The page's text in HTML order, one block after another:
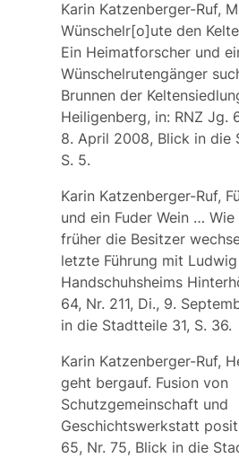
Karin Katzenberger-Ruf,
Wünschelr[o]ute den
Ein Heimatforscher und
Wünschelrutengänger
Brunnen der
Heiligenberg, in: RNZ Jg.
8. April 2008, Blick in die
S. 5.
Karin Katzenberger-Ruf,
und ein Fuder Wein … Wie
früher die Besitzer
letzte Führung mit
Handschuhsheims
64, Nr. 211, Di., 9.
in die Stadtteile 31, S. 36.
Karin Katzenberger-Ruf,
geht bergauf. Fusion von
Schutzgemeinschaft und
Geschichtswerkstatt
65, Nr. 75, Blick in die